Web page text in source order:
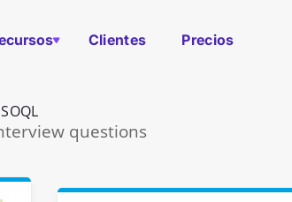
Clientes Precios
SOQL
questions